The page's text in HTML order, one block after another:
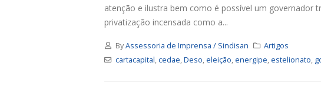
atenção e ilustra bem como é possível um governador
privatização incensada como a...
ByAssessoria de Imprensa / Sindisan
Artigos
cartacapital,cedae,Deso,eleição,energipe,estelionato,